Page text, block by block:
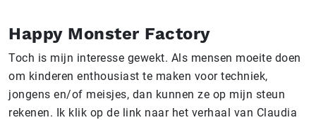
Happy Monster Factory
Toch is mijn interesse gewekt. Als mensen moeite doen
om kinderen enthousiast te maken voor techniek,
jongens en/of meisjes, dan kunnen ze op mijn steun
rekenen. Ik klik op de link naar het verhaal van Claudia